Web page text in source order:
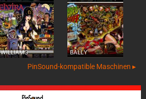
WILLIAMS BALLY
PinSound-kompatible Maschinen ▸